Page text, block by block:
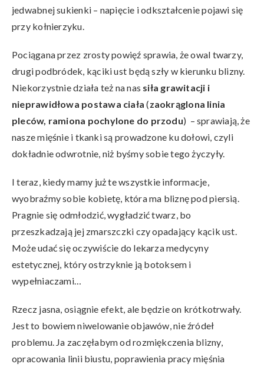
jedwabnej sukienki – napięcie i odkształcenie pojawi się
przy kołnierzyku.
Pociągana przez zrosty powięź sprawia, że owal twarzy,
drugi podbródek, kąciki ust będą szły w kierunku blizny.
Niekorzystnie działa też na nas siła grawitacji i
nieprawidłowa postawa ciała(zaokrąglona linia
pleców, ramiona pochylone do przodu) – sprawiają, że
nasze mięśnie i tkanki są prowadzone ku dołowi, czyli
dokładnie odwrotnie, niż byśmy sobie tego życzyły.
I teraz, kiedy mamy już te wszystkie informacje,
wyobraźmy sobie kobietę, która ma bliznę pod piersią.
Pragnie się odmłodzić, wygładzić twarz, bo
przeszkadzają jej zmarszczki czy opadający kącik ust.
Może udać się oczywiście do lekarza medycyny
estetycznej, który ostrzyknie ją botoksem i
wypełniaczami…
Rzecz jasna, osiągnie efekt, ale będzie on krótkotrwały.
Jest to bowiem niwelowanie objawów, nie źródeł
problemu. Ja zaczęłabym od rozmiękczenia blizny,
opracowania linii biustu, poprawienia pracy mięśnia